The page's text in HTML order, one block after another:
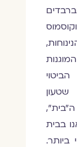
בבית
ביותר.